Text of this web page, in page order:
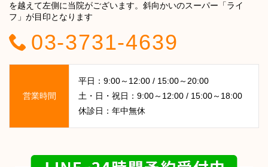
を越えて左側に当院がございます。斜向かいのスーパー「ライ
フ」が目印となります
03-3731-4639
営業時間
平日：9:00～12:00 / 15:00～20:00
土・日・祝日：9:00～12:00 / 15:00～18:00
休診日：年中無休